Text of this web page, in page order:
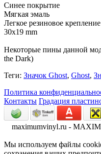
Синее покрытие
Мягкая эмаль
Легкое резиновое крепление
30х19 mm
Некоторые пины данной
the Dark)
Теги: Значок Ghost, Ghost,
Политика
Контакты Градация
maximumvinyl.ru -
Мы используем файлы